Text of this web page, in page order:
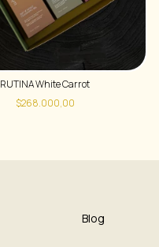
RUTINA White Carrot
$268.000,00
Blog